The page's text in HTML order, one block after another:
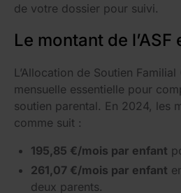
de votre dossier pour suivi.
Le montant de l’ASF
L’Allocation de Soutien
mensuelle essentielle pour
soutien parental. En 2024, les
comme suit :
195,85 €/mois par enfant
261,07 €/mois par enfant
deux parents.